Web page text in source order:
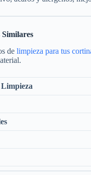
de limpieza para tus